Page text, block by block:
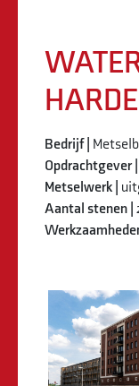
Bedrijf |
Opdrachtgever |
Metselwerk |
Aantal stenen |